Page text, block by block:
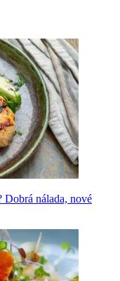
Dobrá nálada, nové